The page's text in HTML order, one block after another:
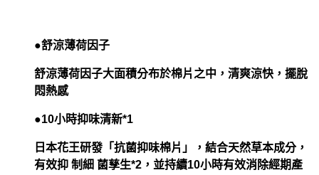
●舒涼薄荷因子
舒涼薄荷因子大面積分布於棉片之中，清爽涼快，擺脫
悶熱感
●10小時抑味清新*1
日本花王研發「抗菌抑味棉片」，結合天然草本成分，
有效抑 制細 菌孳生*2，並持續10小時有效消除經期產